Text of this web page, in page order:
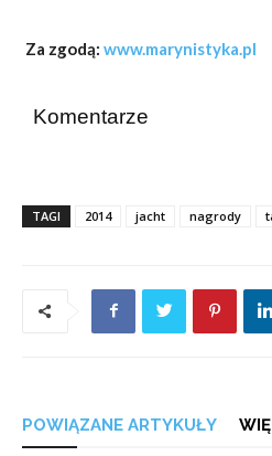
Za zgodą: www.marynistyka.pl
Komentarze
TAGI 2014 jacht nagrody
POWIĄZANE ARTYKUŁY